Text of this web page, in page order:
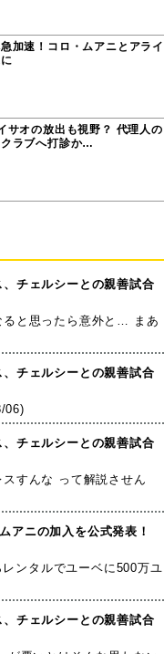
加速！コロ・ムアニとアライ
サオの放出も視野？ 代理人の
ラブへ打診か…
チェルシーとの親善試合
ると思ったら意外と… まあ
チェルシーとの親善試合
06)
チェルシーとの親善試合
すんな って解説させん
アニの加入を公式発表！
ンタルでユーベに500万ユ
チェルシーとの親善試合